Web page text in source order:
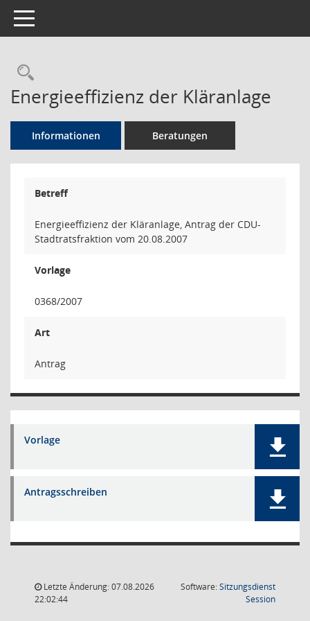
Toggle navigation
Rechercheauswahl
Energieeffizienz der Kläranlage
Informationen Beratungen
Betreff
Energieeffizienz der Kläranlage, Antrag der CDU-
Stadtratsfraktion vom 20.08.2007
Vorlage
0368/2007
Art
Antrag
Vorlage
Antragsschreiben
Letzte Änderung: 07.08.2026
22:02:44
Software:Sitzungsdienst
Session(Wird in